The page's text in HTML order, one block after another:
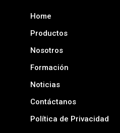
Home
Productos
Nosotros
Formación
Noticias
Contáctanos
Política de Privacidad